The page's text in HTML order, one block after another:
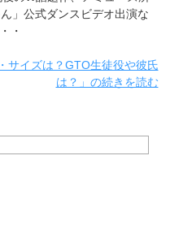
」公式ダンスビデオ出演な
・
サイズは？GTO生徒役や彼氏
は？」の続きを読む